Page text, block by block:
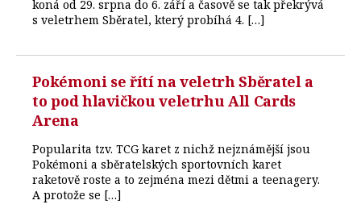
koná od 29. srpna do 6. září a časově se tak překrývá
s veletrhem Sběratel, který probíhá 4. […]
Pokémoni se řítí na veletrh Sběratel a
to pod hlavičkou veletrhu All Cards
Arena
Popularita tzv. TCG karet z nichž nejznámější jsou
Pokémoni a sběratelských sportovních karet
raketově roste a to zejména mezi dětmi a teenagery.
A protože se […]